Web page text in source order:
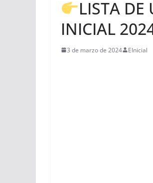
LISTA DE
INICIAL
3 de marzo de 2024 EInicial